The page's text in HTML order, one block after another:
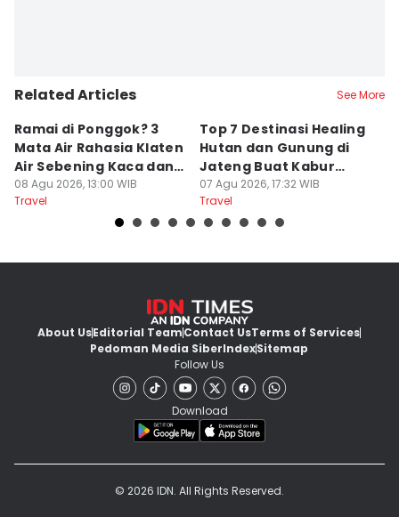
Related Articles See More
Ramai di Ponggok? 3
Mata Air Rahasia Klaten
Air Sebening Kaca dan
Masih Sepi
08 Agu 2026, 13:00 WIB
Travel
Top 7 Destinasi Healing
Hutan dan Gunung di
Jateng Buat Kabur
Sejenak, Under Rp200
Ribu
07 Agu 2026, 17:32 WIB
Travel
About UsEditorial TeamContact UsTerms of Services
Pedoman Media SiberIndexSitemap
Follow Us
Download
© 2026 IDN. All Rights Reserved.